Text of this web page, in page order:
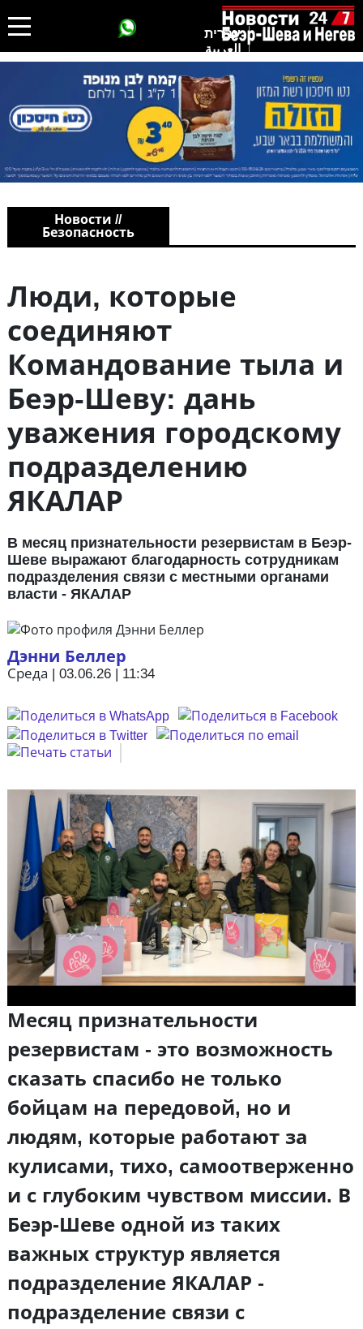
עברית
العربية
Новости //
Безопасность
Люди, которые
соединяют
Командование тыла и
Беэр-Шеву: дань
уважения городскому
подразделению
ЯКАЛАР
В месяц признательности резервистам в Беэр-
Шеве выражают благодарность сотрудникам
подразделения связи с местными органами
власти - ЯКАЛАР
Дэнни Беллер
Среда | 03.06.26 | 11:34
Месяц признательности
резервистам - это возможность
сказать спасибо не только
бойцам на передовой, но и
людям, которые работают за
кулисами, тихо, самоотверженно
и с глубоким чувством миссии. В
Беэр-Шеве одной из таких
важных структур является
подразделение ЯКАЛАР -
подразделение связи с